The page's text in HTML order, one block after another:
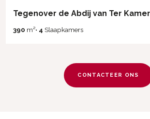
390 m²• 4 Slaapkamers
CONTACTEER ONS